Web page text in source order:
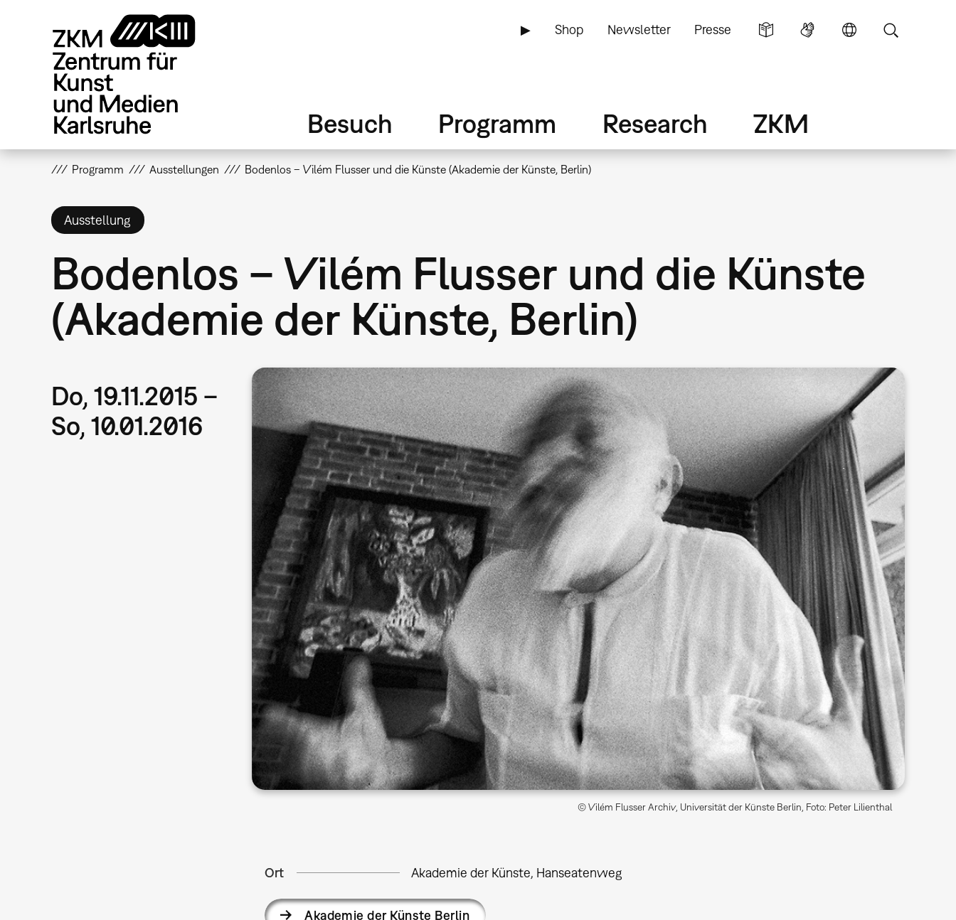
▶ Shop Newsletter Presse
Besuch Programm Research ZKM
Programm Ausstellungen Bodenlos – Vilém Flusser und die Künste (Akademie der Künste, Berlin)
Ausstellung
Bodenlos – Vilém Flusser und die Künste
(Akademie der Künste, Berlin)
Do, 19.11.2015 –
So, 10.01.2016
© Vilém Flusser Archiv, Universität der Künste Berlin, Foto: Peter Lilienthal
Ort Akademie der Künste, Hanseatenweg
Akademie der Künste Berlin